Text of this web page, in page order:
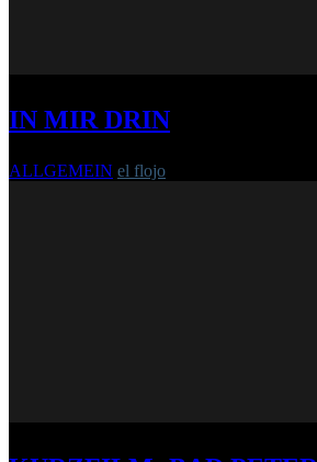
IN MIR DRIN
ALLGEMEIN el flojo